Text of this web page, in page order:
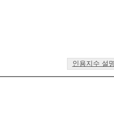
인용지수 설